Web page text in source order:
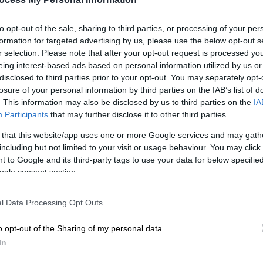
opt-out of the sale, sharing to third parties, or processing of your
for targeted advertising by us, please use the below opt-out
selection. Please note that after your opt-out request is processed
interest-based ads based on personal information utilized by us
to third parties prior to your opt-out. You may separately
of your personal information by third parties on the IAB’s list of
This information may also be disclosed by us to third parties on the
Participants that may further disclose it to other third parties.
that this website/app uses one or more Google services and may
but not limited to your visit or usage behaviour. You may
to Google and its third-party tags to use your data for below
consent section.
Data Processing Opt Outs
opt-out of the Sharing of my personal data.
γιατρούς.
την ΟικονομικήΑστυνομία καιέχουν
ανακαλυφθεί το περιεχόμενό τους.
δεν είναι το μόνο. Σύμφωνα με τον
, πληθαίνουν τα περιστατικά ασθενών
ύστερα από τέτοιου είδους
σοβαρές επιπλοκές,το οποίο
μας. Μπορεί να γίνει και από λάθος
οι οποίοι εφαρμόζουν ιατρική
χώρους», δήλωσε στο MEGA.
ποιότητας ιατρικές πράξεις